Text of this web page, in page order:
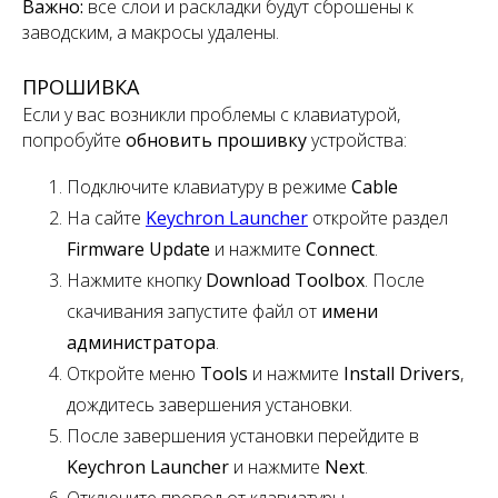
Важно: все слои и раскладки будут сброшены к
заводским, а макросы удалены.
ПРОШИВКА
Если у вас возникли проблемы с клавиатурой,
попробуйте обновить прошивкуустройства:
Подключите клавиатуру в режиме Cable
На сайте Keychron Launcher откройте раздел
Firmware Update и нажмите Connect.
Нажмите кнопкуDownload Toolbox. После
скачивания запустите файл от имени
администратора.
Откройте меню Tools и нажмите Install Drivers,
дождитесь завершения установки.
После завершения установки перейдите в
Keychron Launcher и нажмите Next.